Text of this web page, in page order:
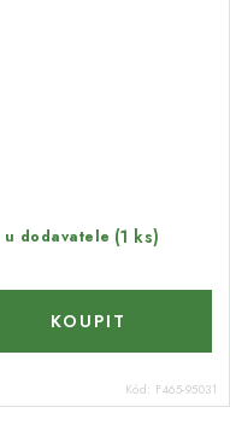
u dodavatele (1 ks)
Kód: F465-95031